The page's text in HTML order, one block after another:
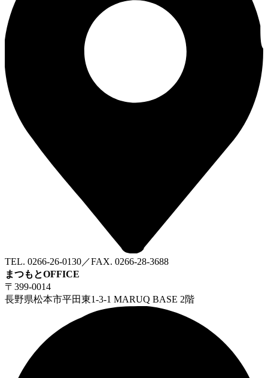
TEL. 0266-26-0130／FAX. 0266-28-3688
まつもとOFFICE
〒399-0014
長野県松本市平田東1-3-1 MARUQ BASE 2階